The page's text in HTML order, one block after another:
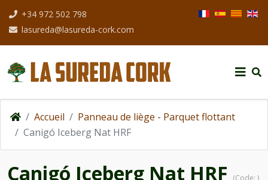
+34 972 502 798
lasureda@lasureda-cork.com
Sélectionnez
Accueil
Panneau de liège - Parquet flottant
Canigó Iceberg Nat HRF
Canigó Iceberg Nat HRF (Code: )